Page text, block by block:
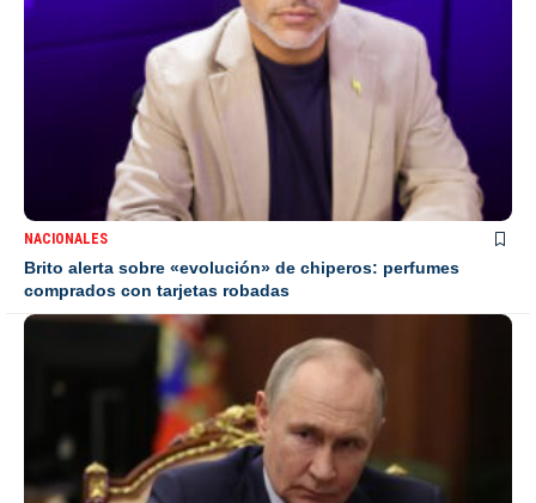
NACIONALES
Brito alerta sobre «evolución» de chiperos: perfumes
comprados con tarjetas robadas